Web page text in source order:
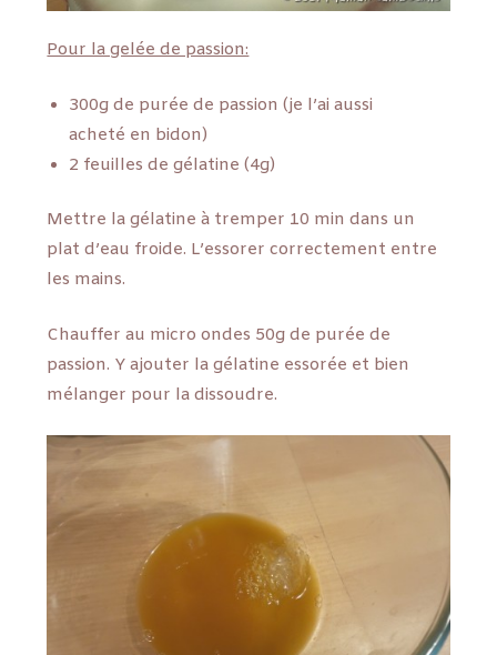
Pour la gelée de passion:
300g de purée de passion (je l’ai aussi
acheté en bidon)
2 feuilles de gélatine (4g)
Mettre la gélatine à tremper 10 min dans un
plat d’eau froide. L’essorer correctement entre
les mains.
Chauffer au micro ondes 50g de purée de
passion. Y ajouter la gélatine essorée et bien
mélanger pour la dissoudre.